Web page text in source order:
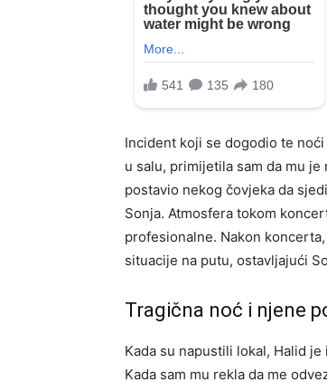
Incident koji se dogodio te
u salu, primijetila sam da mu
postavio nekog čovjeka da
Sonja. Atmosfera tokom
profesionalne. Nakon
situacije na putu, ostavljajući
Tragična noć i njene
Kada su napustili lokal, Halid
Kada sam mu rekla da me